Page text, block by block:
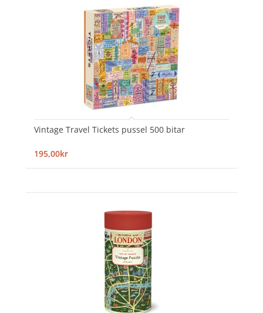
Vintage Travel Tickets pussel 500 bitar
195,00kr